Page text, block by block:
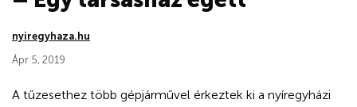
nyiregyhaza.hu
Ápr 5, 2019
A tűzesethez több gépjárművel érkeztek ki a nyíregyházi